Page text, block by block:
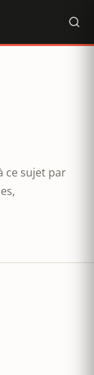
ce sujet par